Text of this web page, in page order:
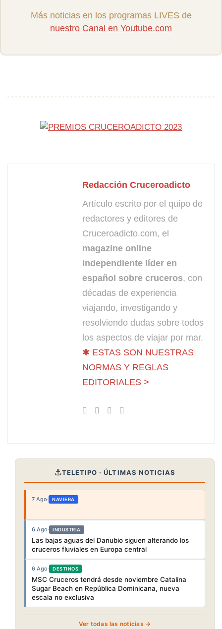
Más noticias en los programas LIVES de
nuestro Canal en Youtube.com
Redacción Cruceroadicto
Artículo escrito por el quipo de
redactores y editores de
Cruceroadicto.com, el
magazine online
independiente líder en
español sobre cruceros, con
décadas de experiencia
viajando, investigando y
resolviendo dudas sobre todos
los aspectos de viajar por mar.
✱ ESTAS SON NUESTRAS
NORMAS Y REGLAS
EDITORIALES >
⚓TELETIPO · ÚLTIMAS NOTICIAS
7 Ago· NAVIERA
6 Ago· INDUSTRIA
Las bajas aguas del Danubio siguen alterando los
cruceros fluviales en Europa central
6 Ago· DESTINOS
MSC Cruceros tendrá desde noviembre Catalina
Sugar Beach en República Dominicana, nueva
escala no exclusiva
Ver todas las noticias →